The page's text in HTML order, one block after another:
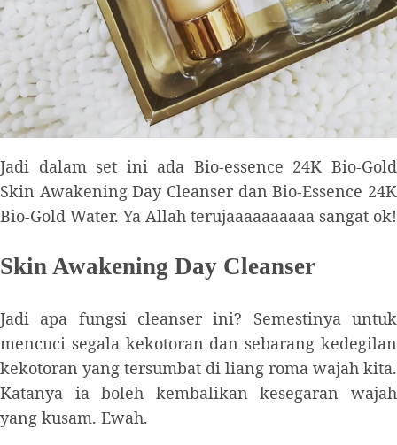
Jadi dalam set ini ada Bio-essence 24K Bio-Gold
Skin Awakening Day Cleanser dan Bio-Essence 24K
Bio-Gold Water. Ya Allah terujaaaaaaaaaa sangat ok!
Skin Awakening Day Cleanser
Jadi apa fungsi cleanser ini? Semestinya untuk
mencuci segala kekotoran dan sebarang kedegilan
kekotoran yang tersumbat di liang roma wajah kita.
Katanya ia boleh kembalikan kesegaran wajah
yang kusam. Ewah.